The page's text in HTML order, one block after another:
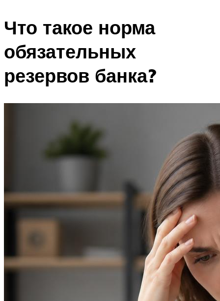
Что такое норма
обязательных
резервов банка?